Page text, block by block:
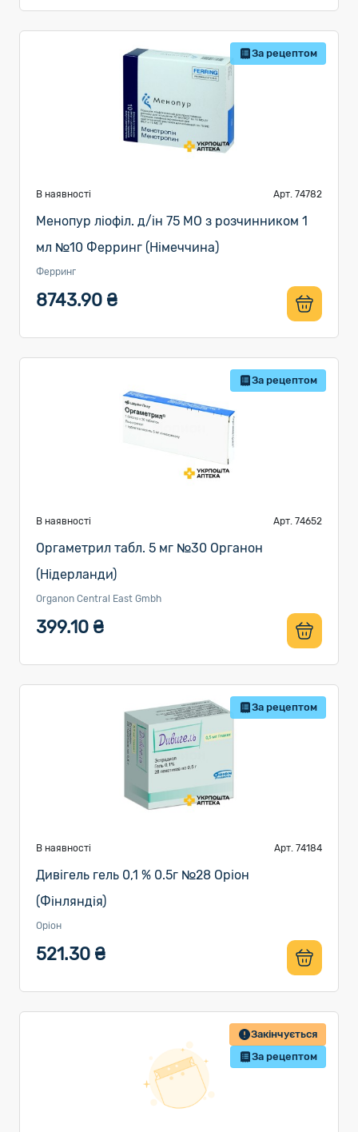
За рецептом
В наявності Арт. 74782
Менопур ліофіл. д/ін 75 МО з розчинником 1
мл №10 Ферринг (Німеччина)
Ферринг
8743.90 ₴
За рецептом
В наявності Арт. 74652
Оргаметрил табл. 5 мг №30 Органон
(Нідерланди)
Organon Central East Gmbh
399.10 ₴
За рецептом
В наявності Арт. 74184
Дивігель гель 0,1 % 0.5г №28 Оріон
(Фінляндія)
Оріон
521.30 ₴
Закінчується
За рецептом